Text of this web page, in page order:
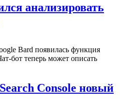
анализировать
Bard появилась функция
бот теперь может описать
Console новый